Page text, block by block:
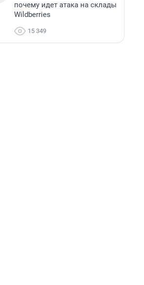
почему идет атака на склады
Wildberries
15 349